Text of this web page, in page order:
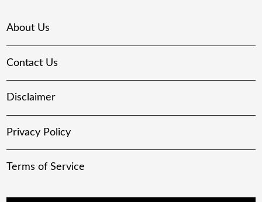
About Us
Contact Us
Disclaimer
Privacy Policy
Terms of Service